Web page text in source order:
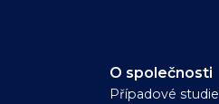
O společnosti
Případové studie